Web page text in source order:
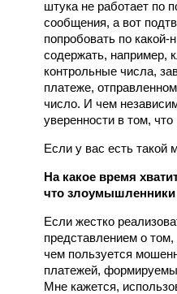
штука не работает по
сообщения, а вот
попробовать по
содержать, например,
контрольные числа,
платеже,
число. И чем
уверенности в том,
Если у вас есть такой
На какое время
что злоумышленники
Если жестко
представлением о
чем пользуется
платежей,
Мне кажется,